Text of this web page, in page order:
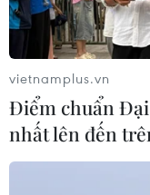
Mỹ không có
hàng hóa
08/12/2020 05:51
Phía Bắc Kinh
vietnamplus.vn
Điểm chuẩn Đại
nhất lên đến